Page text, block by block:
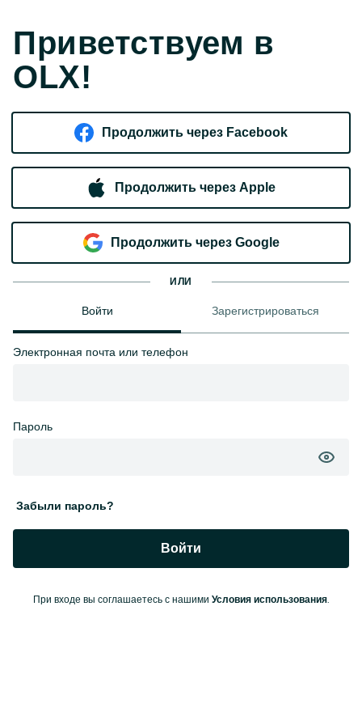
Приветствуем в
OLX!
Продолжить через Facebook
Продолжить через Apple
Продолжить через Google
ИЛИ
Войти Зарегистрироваться
Электронная почта или телефон
Пароль
Забыли пароль?
Войти
При входе вы соглашаетесь с нашими Условия использования.